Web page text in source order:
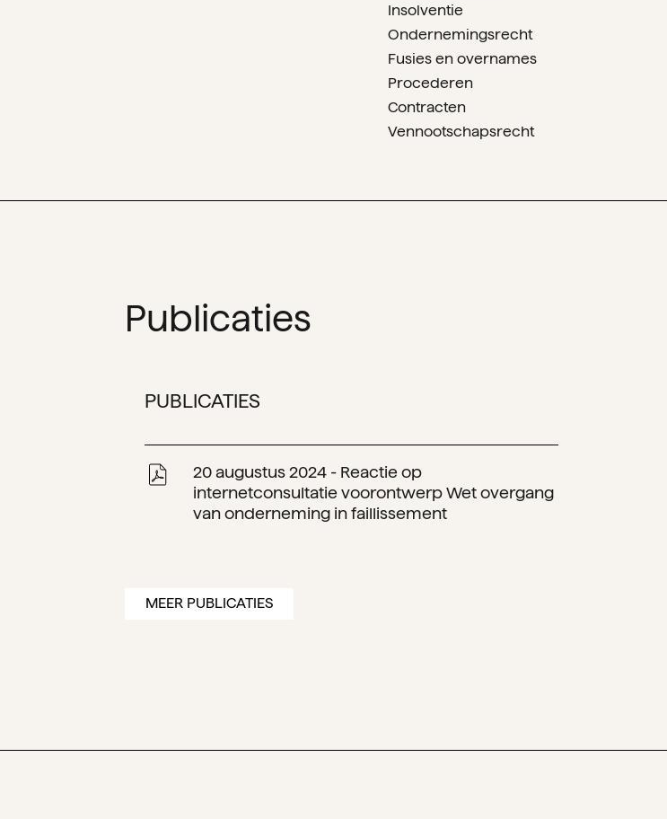
Insolventie
Ondernemingsrecht
Fusies en overnames
Procederen
Contracten
Vennootschapsrecht
Publicaties
PUBLICATIES
20 augustus 2024 - Reactie op
internetconsultatie voorontwerp Wet overgang
van onderneming in faillissement
MEER PUBLICATIES